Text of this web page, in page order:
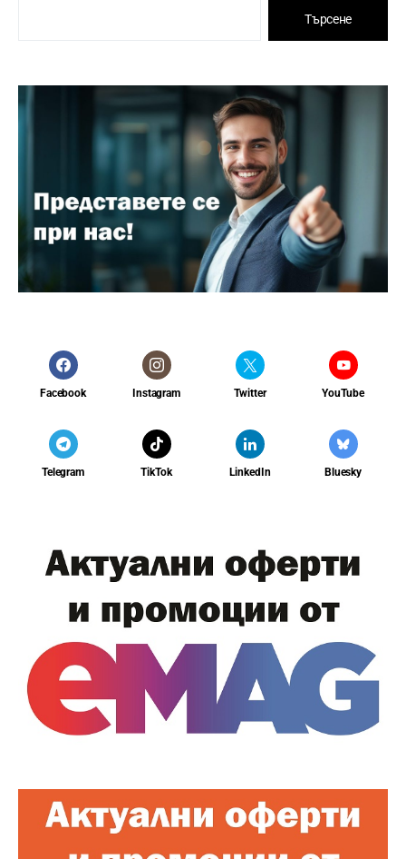
Търсене
Facebook Instagram Twitter YouTube
Telegram TikTok LinkedIn Bluesky